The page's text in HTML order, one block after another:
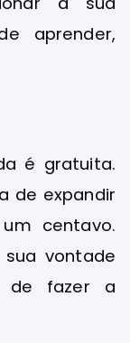
aprender,
é gratuita.
de expandir
centavo.
vontade
de fazer a